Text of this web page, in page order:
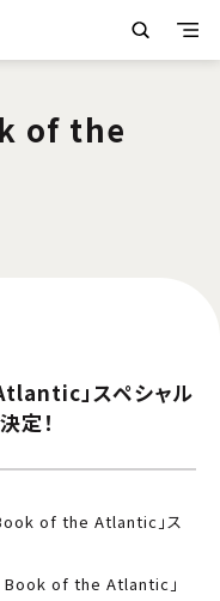
of the
」スペシャル
定！
of the Atlantic」ス
Book of the Atlantic」